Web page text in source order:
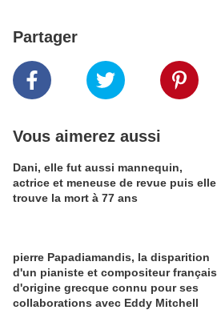
Partager
Vous aimerez aussi
Dani, elle fut aussi mannequin,
actrice et meneuse de revue puis elle
trouve la mort à 77 ans
pierre Papadiamandis, la disparition
d'un pianiste et compositeur français
d'origine grecque connu pour ses
collaborations avec Eddy Mitchell